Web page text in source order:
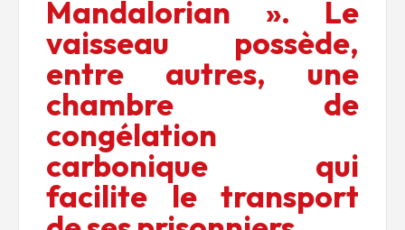
Mandalorian ». Le
vaisseau possède,
entre autres, une
chambre de
congélation
carbonique qui
facilite le transport